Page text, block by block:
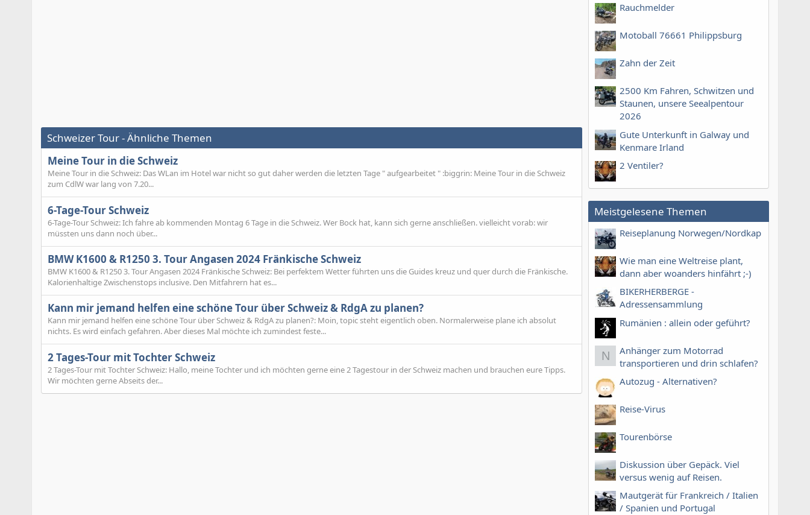
Schweizer Tour - Ähnliche Themen
Meine Tour in die Schweiz
Meine Tour in die Schweiz: Das WLan im Hotel war nicht so gut daher werden die letzten Tage " aufgearbeitet " :biggrin: Meine Tour in die Schweiz
zum CdlW war lang von 7.20...
6-Tage-Tour Schweiz
6-Tage-Tour Schweiz: Ich fahre ab kommenden Montag 6 Tage in die Schweiz. Wer Bock hat, kann sich gerne anschließen. vielleicht vorab: wir
müssten uns dann noch über...
BMW K1600 & R1250 3. Tour Angasen 2024 Fränkische Schweiz
BMW K1600 & R1250 3. Tour Angasen 2024 Fränkische Schweiz: Bei perfektem Wetter führten uns die Guides kreuz und quer durch die Fränkische.
Kalorienhaltige Zwischenstops inclusive. Den Mitfahrern hat es...
Kann mir jemand helfen eine schöne Tour über Schweiz & RdgA zu planen?
Kann mir jemand helfen eine schöne Tour über Schweiz & RdgA zu planen?: Moin, topic steht eigentlich oben. Normalerweise plane ich absolut
nichts. Es wird einfach gefahren. Aber dieses Mal möchte ich zumindest feste...
2 Tages-Tour mit Tochter Schweiz
2 Tages-Tour mit Tochter Schweiz: Hallo, meine Tochter und ich möchten gerne eine 2 Tagestour in der Schweiz machen und brauchen eure Tipps.
Wir möchten gerne Abseits der...
Rauchmelder
Motoball 76661 Philippsburg
Zahn der Zeit
2500 Km Fahren, Schwitzen und
Staunen, unsere Seealpentour
2026
Gute Unterkunft in Galway und
Kenmare Irland
2 Ventiler?
Meistgelesene Themen
Reiseplanung Norwegen/Nordkap
Wie man eine Weltreise plant,
dann aber woanders hinfährt ;-)
BIKERHERBERGE -
Adressensammlung
Rumänien : allein oder geführt?
N
Anhänger zum Motorrad
transportieren und drin schlafen?
Autozug - Alternativen?
Reise-Virus
Tourenbörse
Diskussion über Gepäck. Viel
versus wenig auf Reisen.
Mautgerät für Frankreich / Italien
/ Spanien und Portugal